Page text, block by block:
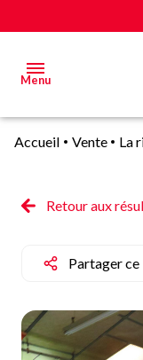
Menu
Estimer
vendus
Alerte
Accueil Vente
Retour aux
Partager ce